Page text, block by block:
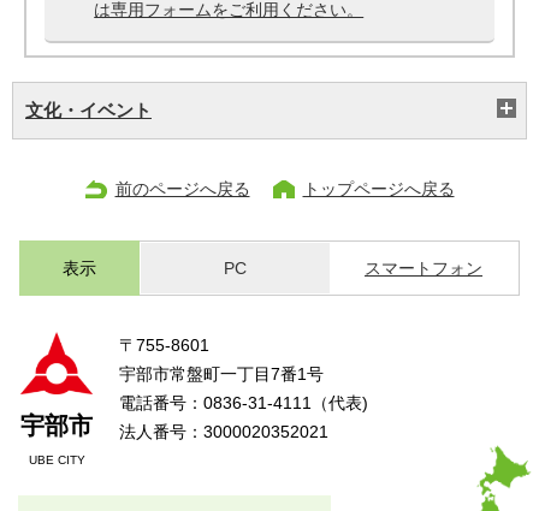
は専用フォームをご利用ください。
文化・イベント
前のページへ戻る トップページへ戻る
表示 PC スマートフォン
宇部市
UBE CITY
〒755-8601
宇部市常盤町一丁目7番1号
電話番号：0836-31-4111（代表)
法人番号：3000020352021